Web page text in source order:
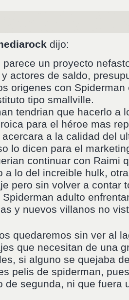
dijo:
parece un proyecto
actores de saldo,
origenes con
tipo smallville.
tendrian que hacerlo a
para el héroe mas
acercara a la calidad del
lo dicen para el
continuar con Raimi
a lo del increible hulk,
pero sin volver a contar
Spiderman adulto
y nuevos villanos no
quedaremos sin ver al
que necesitan de una
si alguno se quejaba
pelis de spiderman,
de segunda, ni que fuera